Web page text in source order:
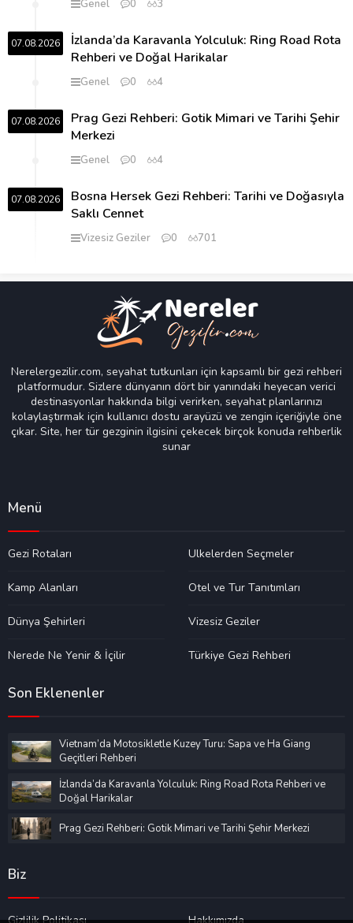
Genel 0 3
07.08.2026
İzlanda’da Karavanla Yolculuk: Ring Road Rota
Rehberi ve Doğal Harikalar
Genel 0 4
07.08.2026
Prag Gezi Rehberi: Gotik Mimari ve Tarihi Şehir
Merkezi
Genel 0 4
07.08.2026
Bosna Hersek Gezi Rehberi: Tarihi ve Doğasıyla
Saklı Cennet
Vizesiz Geziler 0 701
Nerelergezilir.com, seyahat tutkunları için kapsamlı bir gezi rehberi
platformudur. Sizlere dünyanın dört bir yanındaki heyecan verici
destinasyonlar hakkında bilgi verirken, seyahat planlarınızı
kolaylaştırmak için kullanıcı dostu arayüzü ve zengin içeriğiyle öne
çıkar. Site, her tür gezginin ilgisini çekecek birçok konuda rehberlik
sunar
Menü
Gezi Rotaları Ülkelerden Seçmeler
Kamp Alanları Otel ve Tur Tanıtımları
Dünya Şehirleri Vizesiz Geziler
Nerede Ne Yenir & İçilir Türkiye Gezi Rehberi
Son Eklenenler
Vietnam’da Motosikletle Kuzey Turu: Sapa ve Ha Giang
Geçitleri Rehberi
İzlanda’da Karavanla Yolculuk: Ring Road Rota Rehberi ve
Doğal Harikalar
Prag Gezi Rehberi: Gotik Mimari ve Tarihi Şehir Merkezi
Biz
Gizlilik Politikası Hakkımızda